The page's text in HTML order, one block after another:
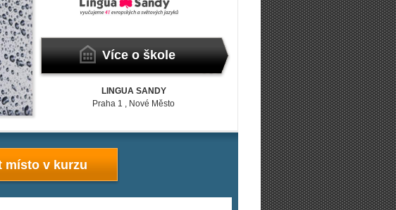
Více o škole
LINGUA SANDY
Praha 1 , Nové Město
místo v kurzu